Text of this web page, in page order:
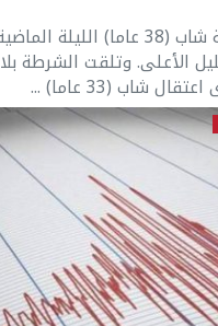
عُثر على جثة شاب (38 عاما)
الأعلى. وتلقت الشرطة
شاب (33 عاما) ...